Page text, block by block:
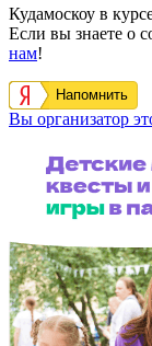
Кудамоскоу в
Если вы знаете о
нам!
Напомнить
Вы организатор